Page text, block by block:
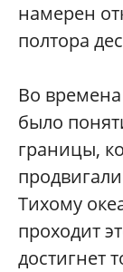
намерен
полтора
Во
было
границы,
Тихому
проходит
достигнет